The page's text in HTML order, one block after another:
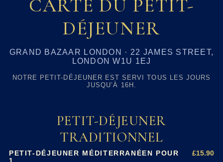
CARTE DU PETIT-
DÉJEUNER
GRAND BAZAAR LONDON · 22 JAMES STREET,
LONDON W1U 1EJ
NOTRE PETIT-DÉJEUNER EST SERVI TOUS LES JOURS
JUSQU’À 16H.
PETIT-DÉJEUNER
TRADITIONNEL
PETIT-DÉJEUNER MÉDITERRANÉEN POUR
£15.90